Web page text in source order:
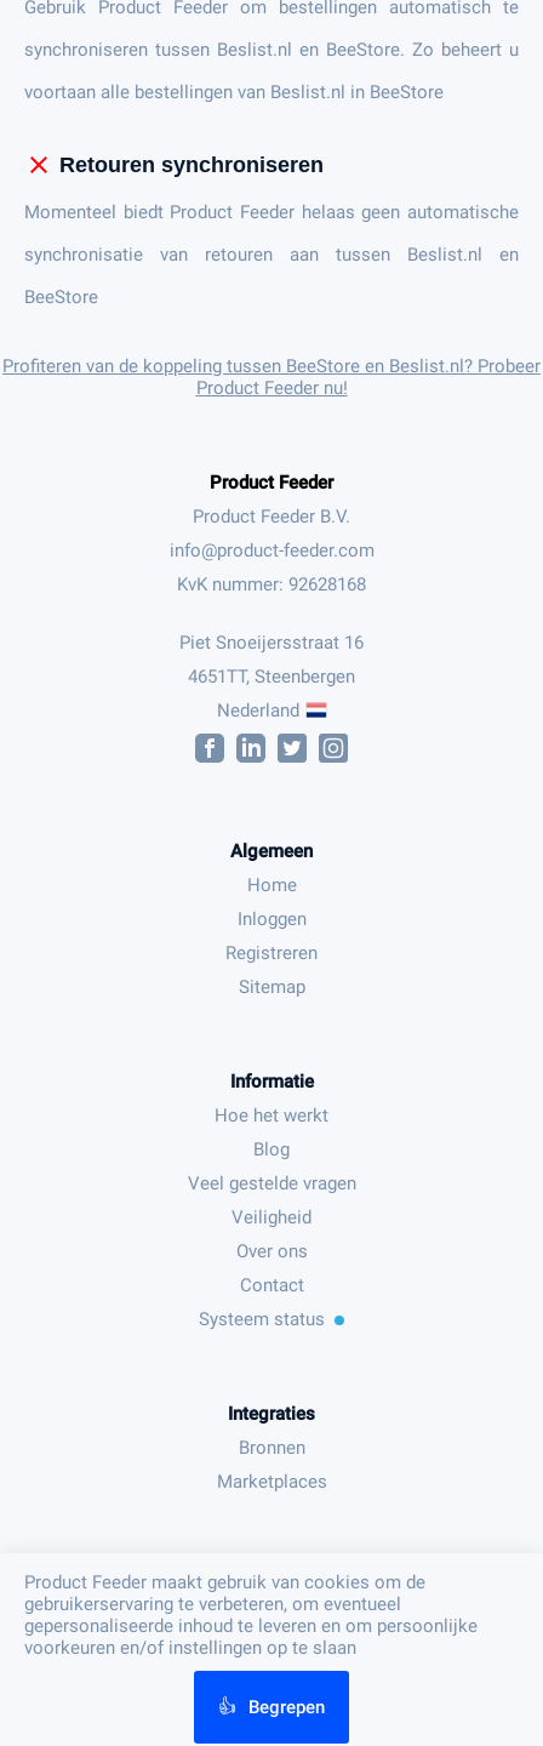
Gebruik Product Feeder om bestellingen automatisch te
synchroniseren tussen Beslist.nl en BeeStore. Zo beheert u
voortaan alle bestellingen van Beslist.nl in BeeStore
close Retouren synchroniseren
Momenteel biedt Product Feeder helaas geen automatische
synchronisatie van retouren aan tussen Beslist.nl en
BeeStore
Profiteren van de koppeling tussen BeeStore en Beslist.nl? Probeer
Product Feeder nu!
Product Feeder
Product Feeder B.V.
KvK nummer: 92628168
Piet Snoeijersstraat 16
4651TT, Steenbergen
Nederland
Algemeen
Home
Inloggen
Registreren
Sitemap
Informatie
Hoe het werkt
Blog
Veel gestelde vragen
Veiligheid
Over ons
Contact
Systeem status
Integraties
Bronnen
Marketplaces
Juridisch
Algemene voorwaarden
Privacy beleid
© Product Feeder B.V. 2023 - PFF002
Product Feeder maakt gebruik van cookies om de
gebruikerservaring te verbeteren, om eventueel
gepersonaliseerde inhoud te leveren en om persoonlijke
voorkeuren en/of instellingen op te slaan
👍 Begrepen